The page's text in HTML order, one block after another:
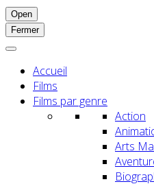
Open
Fermer
Accueil
Films
Films par genre
Action
Arts